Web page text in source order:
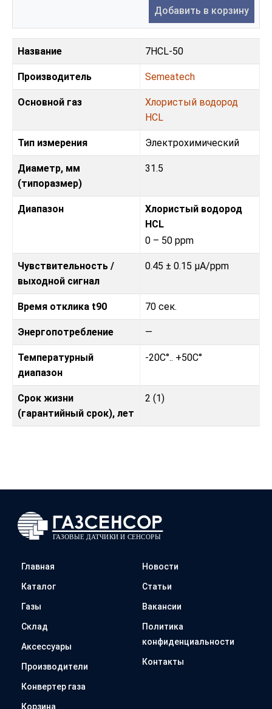
Добавить в корзину
Название 7HCL-50
Производитель Semeatech
Основной газ
Хлористый водород
HCL
Тип измерения Электрохимический
Диаметр, мм
(типоразмер)
31.5
Диапазон
Хлористый водород
HCL
0 – 50 ppm
Чувствительность /
выходной сигнал
0.45 ± 0.15 μA/ppm
Время отклика t90 70 сек.
Энергопотребление —
Температурный
диапазон
-20C°.. +50C°
Срок жизни
(гарантийный срок), лет
2 (1)
Главная
Каталог
Газы
Склад
Аксессуары
Производители
Конвертер газа
Корзина
Новости
Статьи
Вакансии
Политика
конфиденциальности
Контакты